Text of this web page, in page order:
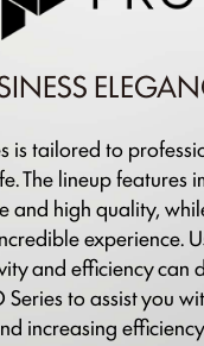
is tailored to
The lineup features
and high quality,
experience.
and efficiency can
Series to assist you
increasing